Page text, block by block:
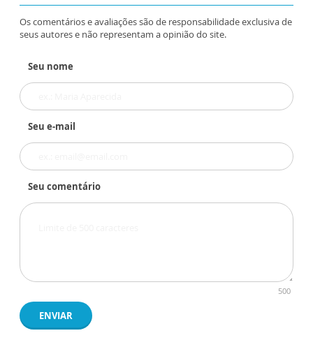
Os comentários e avaliações são de responsabilidade exclusiva de
seus autores e não representam a opinião do site.
Seu nome
Seu e-mail
Seu comentário
500
ENVIAR